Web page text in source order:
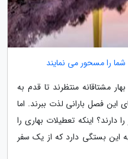
مشتاقانه منتظرند تا قدم به
فصل بارانی لذت ببرند. اما
دارند؟ اینکه تعطیلات بهاری را
این بستگی دارد که از یک سفر